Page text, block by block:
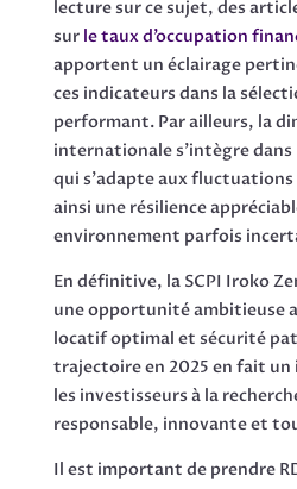
lecture sur ce sujet, des
sur le taux d’occupation
apportent un éclairage
ces indicateurs dans la
performant. Par ailleurs, la
internationale s’intègre
qui s’adapte aux
ainsi une résilience
environnement parfois
En définitive, la SCPI Iroko
une opportunité ambitieuse
locatif optimal et sécurité
trajectoire en 2025 en fait
les investisseurs à la
responsable, innovante et
Il est important de prendre